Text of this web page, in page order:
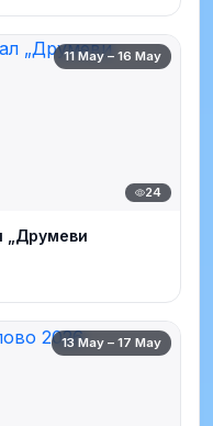
11 May – 16 May
24
„Друмеви
13 May – 17 May